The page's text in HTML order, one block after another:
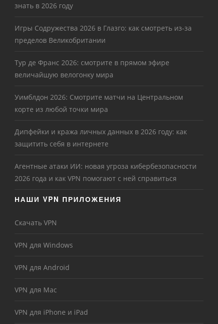
знать в 2026 году
Игры Содружества 2026 в Глазго: как смотреть из-за
пределов Великобритании
Тур де Франс 2026: смотрите в прямом эфире
величайшую велогонку мира
Уимблдон 2026: Смотрите матчи на Центральном
корте из любой точки мира
Дипфейки и кража личных данных в 2026 году: как
защитить себя в интернете
Агентные атаки ИИ: новая угроза кибербезопасности
2026 года и как VPN помогают с ней справиться
НАШИ VPN ПРИЛОЖЕНИЯ
Скачать VPN
VPN для Windows
VPN для Android
VPN для Mac
VPN для iPhone и iPad